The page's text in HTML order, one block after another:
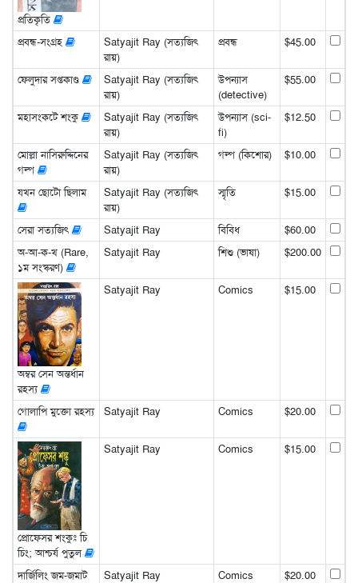
প্রতিকৃতি
প্রবন্ধ-সংগ্রহ
Satyajit Ray (সত্যজিৎ
রায়)
প্রবন্ধ $45.00
ফেলুদার সপ্তকাণ্ড
Satyajit Ray (সত্যজিৎ
রায়)
উপন্যাস
(detective)
$55.00
মহাসংকটে শংকু
Satyajit Ray (সত্যজিৎ
রায়)
উপন্যাস (sci-
fi)
$12.50
মোল্লা নাসিরুদ্দিনের
গল্প
Satyajit Ray (সত্যজিৎ
রায়)
গল্প (কিশোর) $10.00
যখন ছোটো ছিলাম
Satyajit Ray (সত্যজিৎ
রায়)
স্মৃতি $15.00
সেরা সত্যজিৎ Satyajit Ray বিবিধ
$60.00
অ-আ-ক-খ (Rare,
১ম সংস্করণ)
Satyajit Ray শিশু (ভাষা) $200.00
অম্বর সেন অন্তর্ধান
রহস্য
Satyajit Ray Comics $15.00
গোলাপি মুক্তো রহস্য Satyajit Ray Comics $20.00
প্রোফেসর শংকুঃ চি
চিং; আশ্চর্য পুতুল
Satyajit Ray Comics $15.00
দার্জিলিং জম-জমাট Satyajit Ray Comics $20.00